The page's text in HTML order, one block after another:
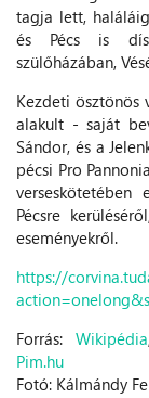
tagja lett,
és Pécs is
szülőházában,
Kezdeti ösztönös
alakult - saját
Sándor, és a
pécsi Pro
Pécsre
eseményekről.
https://
Forrás: Wikipédia
Pim.hu
Fotó: Kálmándy